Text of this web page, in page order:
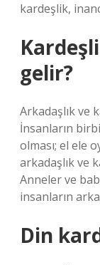
kardeşlik,
gelir?
Arkadaşlık ve
İnsanların
olması; el ele
arkadaşlık ve
Anneler ve
insanların
Din